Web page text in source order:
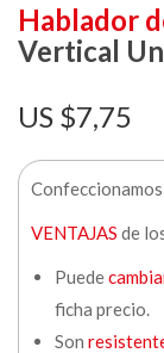
Hablador
Vertical
$7,75
Confeccionamos
VENTAJAS de
Puede
ficha precio.
Son